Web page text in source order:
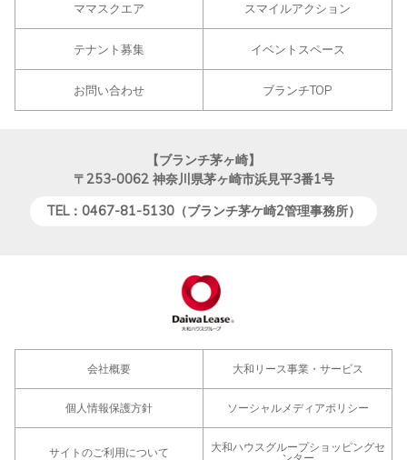
ママスクエア スマイルアクション
テナント募集 イベントスペース
お問い合わせ ブランチTOP
【ブランチ茅ヶ崎】
〒253-0062 神奈川県茅ヶ崎市浜見平3番1号
TEL：0467-81-5130（ブランチ茅ケ崎2管理事務所）
会社概要 大和リース事業・サービス
個人情報保護方針 ソーシャルメディアポリシー
サイトのご利用について
大和ハウスグループショッピングセ